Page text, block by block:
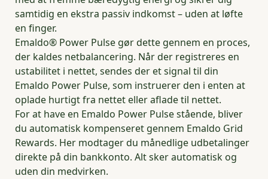
samtidig en ekstra passiv indkomst – uden at løfte
en finger.
Emaldo® Power Pulse gør dette gennem en proces,
der kaldes netbalancering. Når der registreres en
ustabilitet i nettet, sendes der et signal til din
Emaldo Power Pulse, som instruerer den i enten at
oplade hurtigt fra nettet eller aflade til nettet.
For at have en Emaldo Power Pulse stående, bliver
du automatisk kompenseret gennem Emaldo Grid
Rewards. Her modtager du månedlige udbetalinger
direkte på din bankkonto. Alt sker automatisk og
uden din medvirken.